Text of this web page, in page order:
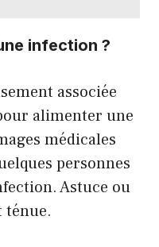
infection ?
associée
alimenter une
médicales
personnes
Astuce ou
ténue.